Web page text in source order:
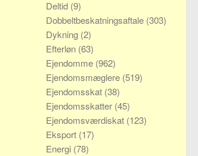
Deltid (9)
Dobbeltbeskatningsaftale (303)
Dykning (2)
Efterløn (63)
Ejendomme (962)
Ejendomsmæglere (519)
Ejendomsskat (38)
Ejendomsskatter (45)
Ejendomsværdiskat (123)
Eksport (17)
Energi (78)